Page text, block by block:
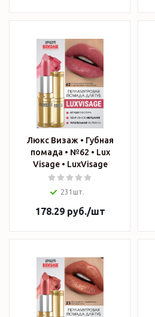
Люкс Визаж • Губная
помада • №62 • Lux
Visage • LuxVisage
231шт.
178.29руб./шт